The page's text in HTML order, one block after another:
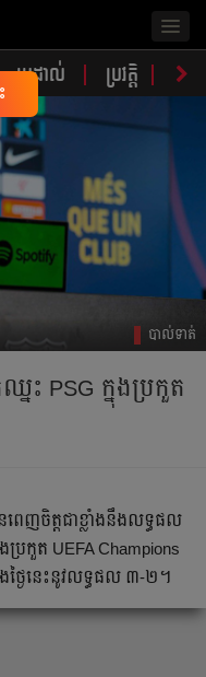
ប្រដាល់ ប្រវត្តិ​​ វិភា
បាល់ទាត់
ះ​ PSG ក្នុង​ប្រកួត​
េញ​ចិត្ត​ជា​ខ្លាំង​នឹង​លទ្ធផល​
ប្រកួត​ UEFA Champions
ថ្ងៃ​នេះ​នូវ​លទ្ធផល​ ៣-២។